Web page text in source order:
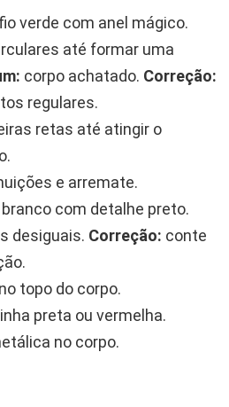
verde com anel mágico.
até formar uma
corpo achatado. Correção:
regulares.
retas até atingir o
e arremate.
com detalhe preto.
desiguais. Correção: conte
topo do corpo.
preta ou vermelha.
no corpo.